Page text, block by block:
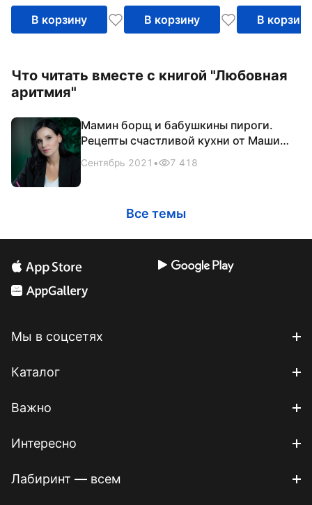
В корзину В корзину В корзину
Что читать вместе с книгой "Любовная
аритмия"
Мамин борщ и бабушкины пироги.
Рецепты счастливой кухни от Маши
Трауб
Сентябрь 2021 • 7 418
Все темы
Мы в соцсетях
Каталог
Важно
Интересно
Лабиринт — всем